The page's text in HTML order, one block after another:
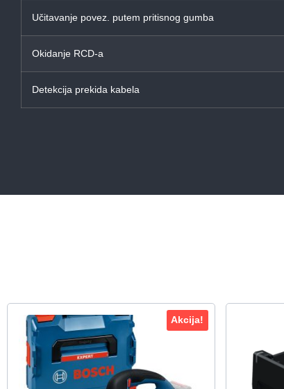
Učitavanje povez. putem pritisnog gumba
Okidanje RCD-a
Detekcija prekida kabela
Akcija!